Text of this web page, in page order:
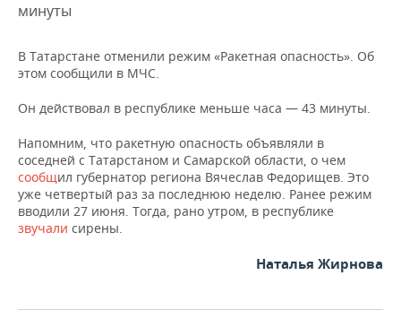
ДЕКЛАРАЦИИ О ДОХОДАХ
КОРОЛИ ГОСЗАКАЗА ПФО
ТОРГОВЫЕ ЦЕНТРЫ
ТАТАРСТАНА
НОВОСТИ ЭКОНОМИКИ
ФИНАНСЫ
ИНВЕСТИЦИИ
ПРОМЫШЛЕННОСТЬ
НОВОСТИ
ПРОМЫШЛЕННОСТИ
АГРОПРОМ
МАШИНОСТРОЕНИЕ
НЕФТЕХИМИЯ
НЕФТЬ
ЭНЕРГЕТИКА
НЕДВИЖИМОСТЬ
НОВОСТИ БИЗНЕСА
РОЗНИЧНАЯ ТОРГОВЛЯ
ТЕХНОЛОГИИ
НОВОСТИ ТЕХНОЛОГИЙ
МЕРОПРИЯТИЯ
минуты
В Татарстане отменили режим «Ракетная опасность». Об
этом сообщили в МЧС.
Он действовал в республике меньше часа — 43 минуты.
Напомним, что ракетную опасность объявляли в
соседней с Татарстаном и Самарской области, о чем
сообщил губернатор региона Вячеслав Федорищев. Это
уже четвертый раз за последнюю неделю. Ранее режим
вводили 27 июня. Тогда, рано утром, в республике
звучали сирены.
Наталья Жирнова